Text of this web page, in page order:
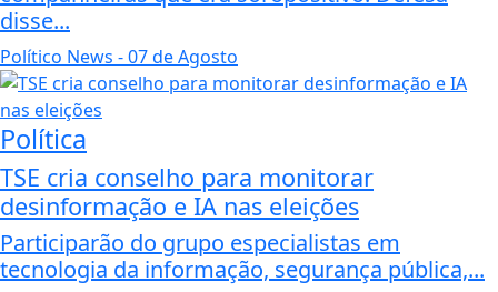
disse...
Político News - 07 de Agosto
Política
TSE cria conselho para monitorar
desinformação e IA nas eleições
Participarão do grupo especialistas em
tecnologia da informação, segurança pública,...